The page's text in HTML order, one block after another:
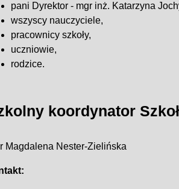
pani Dyrektor - mgr inż. Katarzyna
wszyscy nauczyciele,
pracownicy szkoły,
uczniowie,
rodzice.
koordynator
Magdalena Nester-Zielińska